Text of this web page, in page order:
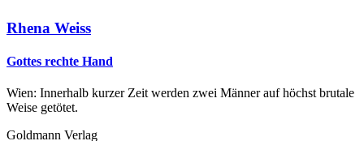
Rhena Weiss
Gottes rechte Hand
Wien: Innerhalb kurzer Zeit werden zwei Männer auf höchst brutale
Weise getötet.
Goldmann Verlag